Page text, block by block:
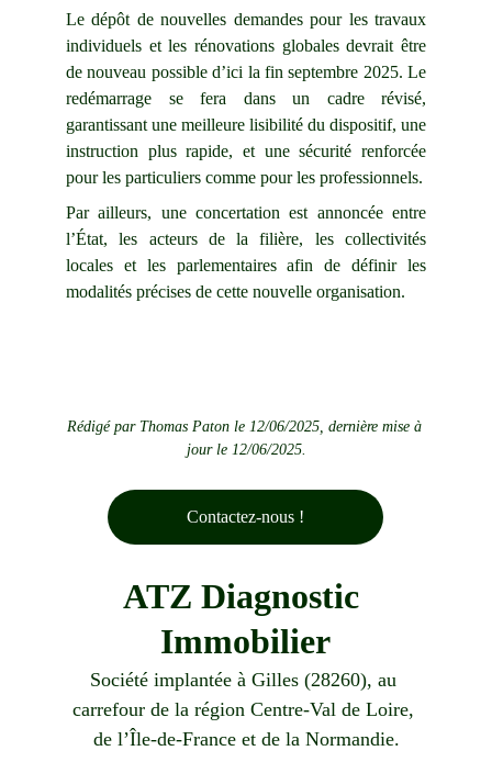
Le dépôt de nouvelles demandes pour les travaux
individuels et les rénovations globales devrait être
de nouveau possible d’ici la fin septembre 2025. Le
redémarrage se fera dans un cadre révisé,
garantissant une meilleure lisibilité du dispositif, une
instruction plus rapide, et une sécurité renforcée
pour les particuliers comme pour les professionnels.
Par ailleurs, une concertation est annoncée entre
l’État, les acteurs de la filière, les collectivités
locales et les parlementaires afin de définir les
modalités précises de cette nouvelle organisation.
Contactez-nous !
Rédigé par Thomas Paton le 12/06/2025, dernière mise à
jour le 12/06/2025.
ATZ Diagnostic
Immobilier
Société implantée à Gilles (28260), au
carrefour de la région Centre-Val de Loire,
de l’Île-de-France et de la Normandie.